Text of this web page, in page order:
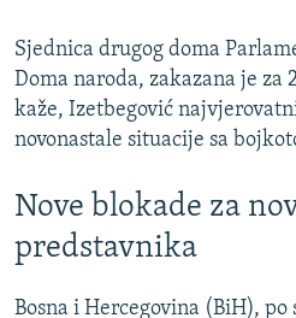
Sjednica drugog doma
Doma naroda, zakazana je za
kaže, Izetbegović
novonastale situacije sa
Nove blokade za
predstavnika
Bosna i Hercegovina (BiH), po